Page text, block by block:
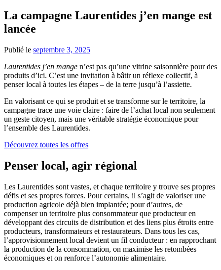
La campagne Laurentides j’en mange est
lancée
Publié le septembre 3, 2025
Laurentides j’en mange n’est pas qu’une vitrine saisonnière pour des
produits d’ici. C’est une invitation à bâtir un réflexe collectif, à
penser local à toutes les étapes – de la terre jusqu’à l’assiette.
En valorisant ce qui se produit et se transforme sur le territoire, la
campagne trace une voie claire : faire de l’achat local non seulement
un geste citoyen, mais une véritable stratégie économique pour
l’ensemble des Laurentides.
Découvrez toutes les offres
Penser local, agir régional
Les Laurentides sont vastes, et chaque territoire y trouve ses propres
défis et ses propres forces. Pour certains, il s’agit de valoriser une
production agricole déjà bien implantée; pour d’autres, de
compenser un territoire plus consommateur que producteur en
développant des circuits de distribution et des liens plus étroits entre
producteurs, transformateurs et restaurateurs. Dans tous les cas,
l’approvisionnement local devient un fil conducteur : en rapprochant
la production de la consommation, on maximise les retombées
économiques et on renforce l’autonomie alimentaire.